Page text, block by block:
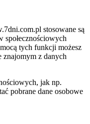
stosowane są
społecznościowych
tych funkcji możesz
znajomym z danych
jak np.
pobrane dane osobowe